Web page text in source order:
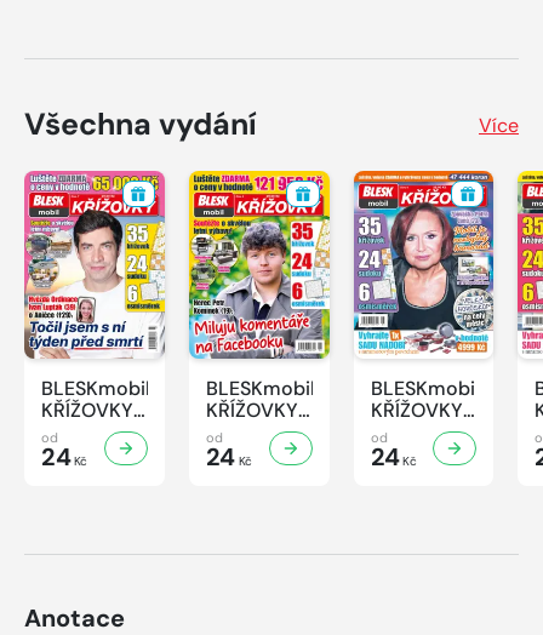
Všechna vydání Více
BLESKmobil
KŘÍŽOVKY
- 7/2026
od
24Kč
BLESKmobil
KŘÍŽOVKY
- 6/2026
od
24Kč
BLESKmobil
KŘÍŽOVKY
- 5/2026
od
24Kč
Anotace